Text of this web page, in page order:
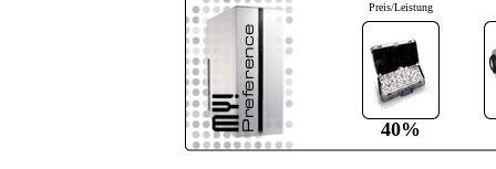
Preis/Leistung
40%